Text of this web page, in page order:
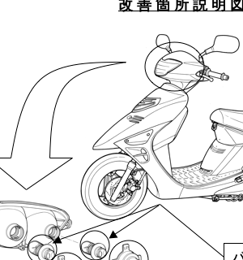
改 善 箇 所 説 明 図